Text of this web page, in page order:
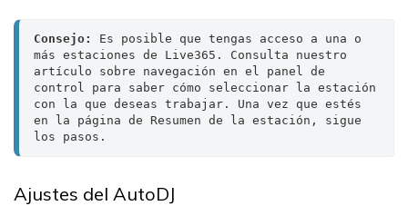
Consejo: Es posible que tengas acceso a una o
más estaciones de Live365. Consulta nuestro
artículo sobre navegación en el panel de
control para saber cómo seleccionar la estación
con la que deseas trabajar. Una vez que estés
en la página de Resumen de la estación, sigue
los pasos.
Ajustes del AutoDJ